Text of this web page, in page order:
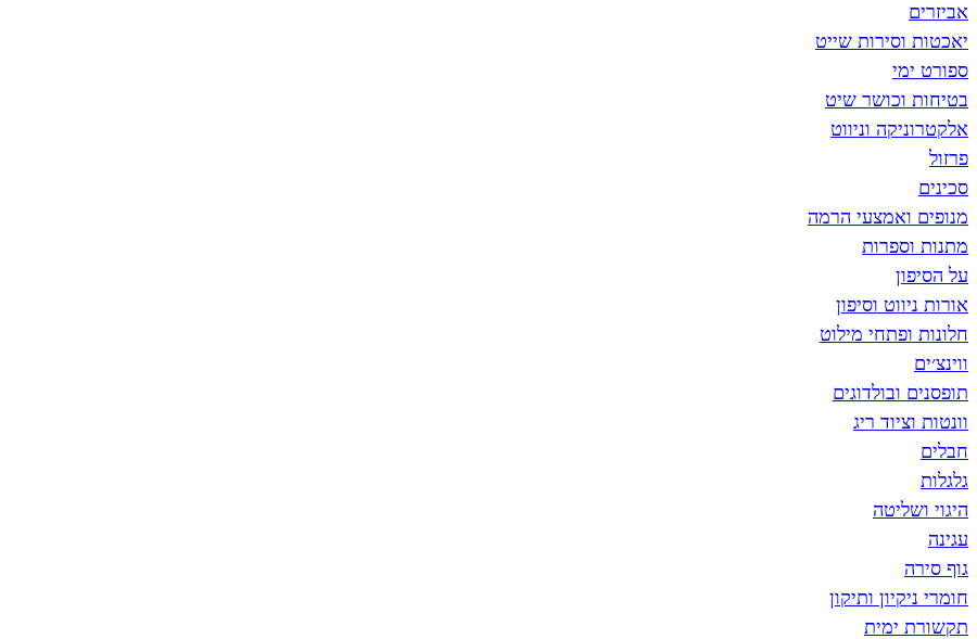
אביזרים
יאכטות וסירות שייט
ספורט ימי
בטיחות וכושר שיט
אלקטרוניקה וניווט
פרזול
סכינים
מנופים ואמצעי הרמה
מתנות וספרות
על הסיפון
אורות ניווט וסיפון
חלונות ופתחי מילוט
ווינצ׳ים
תופסנים ובולדוגים
וונטות וציוד ריג
חבלים
גלגלות
היגוי ושליטה
עגינה
גוף סירה
חומרי ניקיון ותיקון
תקשורת ימית